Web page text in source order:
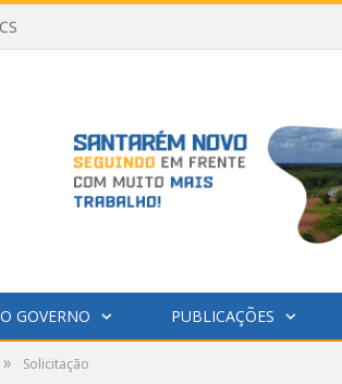
O GOVERNO PUBLICAÇÕES
» Solicitação